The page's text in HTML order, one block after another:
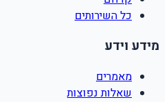
כל השירותים
מידע וידע
מאמרים
שאלות נפוצות